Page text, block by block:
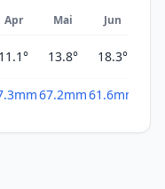
Apr Mai Jun
11.1° 13.8° 18.3°
67.2mm61.6mm